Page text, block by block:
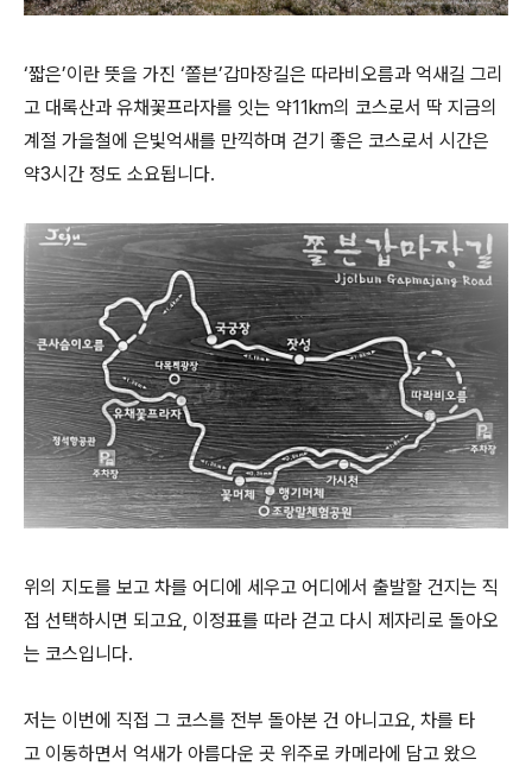
‘짧은’이란 뜻을 가진 ‘쫄븐’갑마장길은 따라비오름과 억새길 그리
고 대록산과 유채꽃프라자를 잇는 약11km의 코스로서 딱 지금의
계절 가을철에 은빛억새를 만끽하며 걷기 좋은 코스로서 시간은
약3시간 정도 소요됩니다.
위의 지도를 보고 차를 어디에 세우고 어디에서 출발할 건지는 직
접 선택하시면 되고요, 이정표를 따라 걷고 다시 제자리로 돌아오
는 코스입니다.
저는 이번에 직접 그 코스를 전부 돌아본 건 아니고요, 차를 타
고 이동하면서 억새가 아름다운 곳 위주로 카메라에 담고 왔으